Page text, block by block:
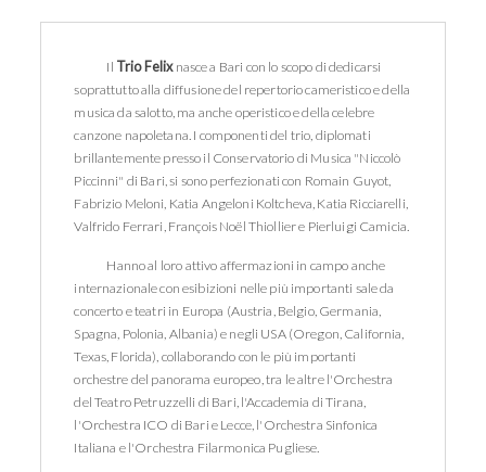
Il Trio Felixnasce a Bari con lo scopo di dedicarsi
soprattutto alla diffusione del repertorio cameristico e della
musica da salotto, ma anche operistico e della celebre
canzone napoletana. I componenti del trio, diplomati
brillantemente presso il Conservatorio di Musica "Niccolò
Piccinni" di Bari, si sono perfezionati con Romain Guyot,
Fabrizio Meloni, Katia Angeloni Koltcheva, Katia Ricciarelli,
Valfrido Ferrari, François Noël Thiollier e Pierluigi Camicia.
Hanno al loro attivo affermazioni in campo anche
internazionale con esibizioni nelle più importanti sale da
concerto e teatri in Europa (Austria, Belgio, Germania,
Spagna, Polonia, Albania) e negli USA (Oregon, California,
Texas, Florida), collaborando con le più importanti
orchestre del panorama europeo, tra le altre l'Orchestra
del Teatro Petruzzelli di Bari, l'Accademia di Tirana,
l'Orchestra ICO di Bari e Lecce, l'Orchestra Sinfonica
Italiana e l'Orchestra Filarmonica Pugliese.